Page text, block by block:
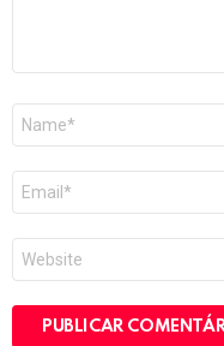
mail
*